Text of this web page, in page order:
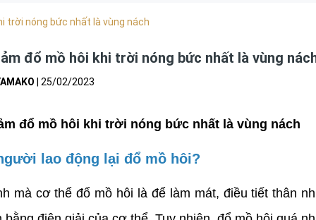
trời nóng bức nhất là vùng nách
đổ mồ hôi khi trời nóng bức nhất là vùng
25/02/2023
đổ mồ hôi khi trời nóng bức nhất là vùng nách
lao động lại đổ mồ hôi?
mà cơ thể đổ mồ hôi là để làm mát, điều tiết thân